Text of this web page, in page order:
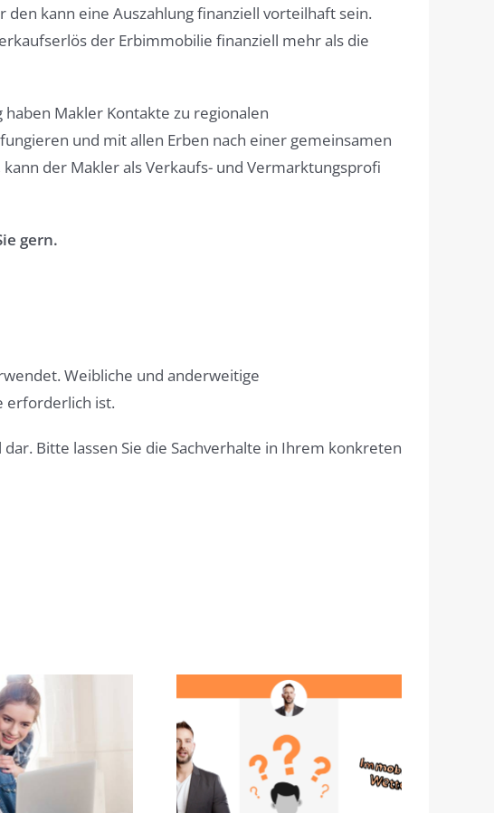
kann eine Auszahlung finanziell vorteilhaft sein.
der Erbimmobilie finanziell mehr als die
Makler Kontakte zu regionalen
und mit allen Erben nach einer gemeinsamen
der Makler als Verkaufs- und Vermarktungsprofi
gern.
Weibliche und anderweitige
erforderlich ist.
Bitte lassen Sie die Sachverhalte in Ihrem konkreten
Wetter:
Druck am
Wohnen im Alter – Was
kommt für mich in
Frage?